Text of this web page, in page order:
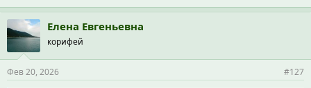
Елена Евгеньевна
корифей
Фев 20, 2026 #127